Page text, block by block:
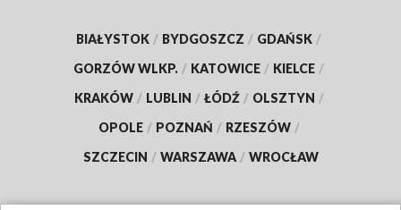
BIAŁYSTOK / BYDGOSZCZ / GDAŃSK /
GORZÓW WLKP. / KATOWICE / KIELCE /
KRAKÓW / LUBLIN / ŁÓDŹ / OLSZTYN /
OPOLE / POZNAŃ / RZESZÓW /
SZCZECIN / WARSZAWA / WROCŁAW